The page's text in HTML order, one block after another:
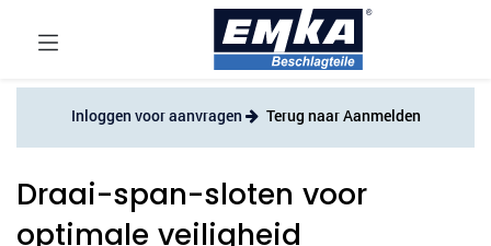
Inloggen voor aanvragen Terug naar Aanmelden
Draai-span-sloten voor
optimale veiligheid